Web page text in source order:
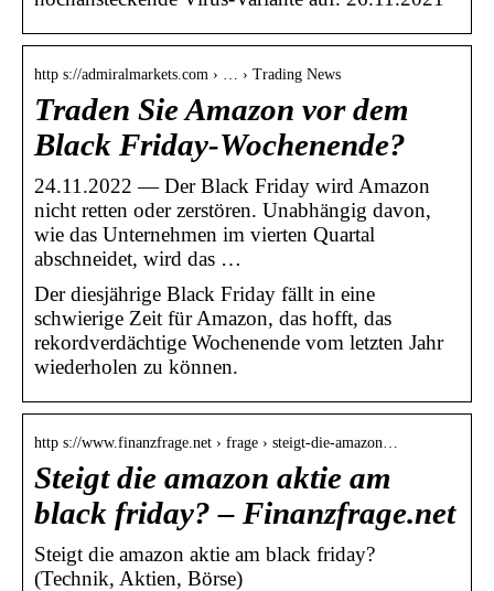
http s://admiralmarkets.com › … › Trading News
Traden Sie Amazon vor dem
Black Friday-Wochenende?
24.11.2022 — Der Black Friday wird Amazon
nicht retten oder zerstören. Unabhängig davon,
wie das Unternehmen im vierten Quartal
abschneidet, wird das …
Der diesjährige Black Friday fällt in eine
schwierige Zeit für Amazon, das hofft, das
rekordverdächtige Wochenende vom letzten Jahr
wiederholen zu können.
http s://www.finanzfrage.net › frage › steigt-die-amazon…
Steigt die amazon aktie am
black friday? – Finanzfrage.net
Steigt die amazon aktie am black friday?
(Technik, Aktien, Börse)